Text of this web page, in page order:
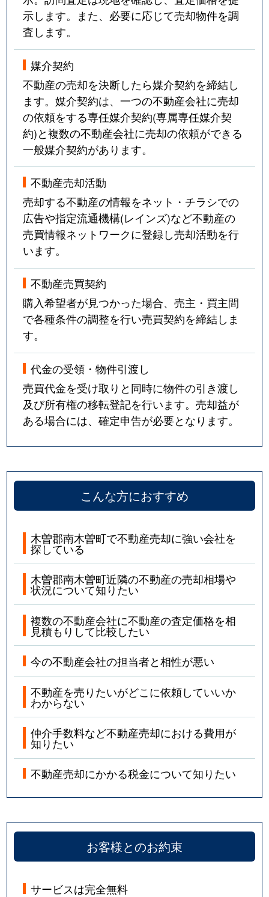
示します。また、必要に応じて売却物件を調
査します。
媒介契約
不動産の売却を決断したら媒介契約を締結し
ます。媒介契約は、一つの不動産会社に売却
の依頼をする専任媒介契約(専属専任媒介契
約)と複数の不動産会社に売却の依頼ができる
一般媒介契約があります。
不動産売却活動
売却する不動産の情報をネット・チラシでの
広告や指定流通機構(レインズ)など不動産の
売買情報ネットワークに登録し売却活動を行
います。
不動産売買契約
購入希望者が見つかった場合、売主・買主間
で各種条件の調整を行い売買契約を締結しま
す。
代金の受領・物件引渡し
売買代金を受け取りと同時に物件の引き渡し
及び所有権の移転登記を行います。売却益が
ある場合には、確定申告が必要となります。
こんな方におすすめ
木曽郡南木曽町で不動産売却に強い会社を
探している
木曽郡南木曽町近隣の不動産の売却相場や
状況について知りたい
複数の不動産会社に不動産の査定価格を相
見積もりして比較したい
今の不動産会社の担当者と相性が悪い
不動産を売りたいがどこに依頼していいか
わからない
仲介手数料など不動産売却における費用が
知りたい
不動産売却にかかる税金について知りたい
お客様とのお約束
サービスは完全無料